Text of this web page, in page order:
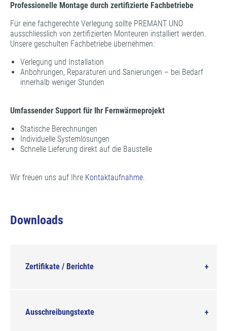
Professionelle Montage durch zertifizierte Fachbetriebe
Für eine fachgerechte Verlegung sollte PREMANT UNO
ausschliesslich von zertifizierten Monteuren installiert werden.
Unsere geschulten Fachbetriebe übernehmen:
Verlegung und Installation
Anbohrungen, Reparaturen und Sanierungen – bei Bedarf
innerhalb weniger Stunden
Umfassender Support für Ihr Fernwärmeprojekt
Statische Berechnungen
Individuelle Systemlösungen
Schnelle Lieferung direkt auf die Baustelle
Wir freuen uns auf Ihre Kontaktaufnahme.
Downloads
Zertifikate / Berichte
Ausschreibungstexte